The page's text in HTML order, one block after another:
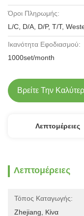
Όροι Πληρωμής:
L/C, D/A, D/P, T/T,
Ικανότητα Εφοδιασμού:
1000set/month
Βρείτε Την
Λεπτομέρειες
Λεπτομέρειες
Τόπος Καταγωγής:
Zhejiang, Κίνα